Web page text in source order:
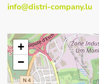
info@distri-company.lu
+
−